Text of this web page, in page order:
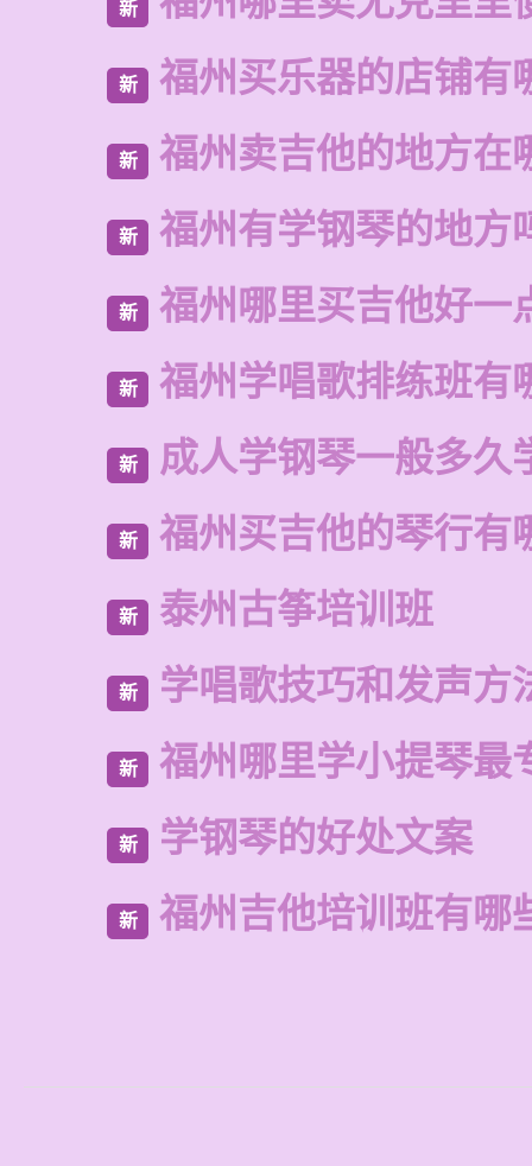
新
新 福州买乐器的店铺有
新 福州卖吉他的地方在
新 福州有学钢琴的地方
新 福州哪里买吉他好一
新 福州学唱歌排练班有
新 成人学钢琴一般多久
新 福州买吉他的琴行有
新 泰州古筝培训班
新 学唱歌技巧和发声方
新 福州哪里学小提琴最
新 学钢琴的好处文案
新 福州吉他培训班有哪